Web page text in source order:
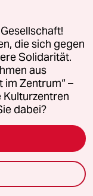
guten, frei
Finden Sie
Sie
10.04.1999
die sich gegen
Solidarität.
aus
im Zentrum“ –
Kulturzentren
dabei?